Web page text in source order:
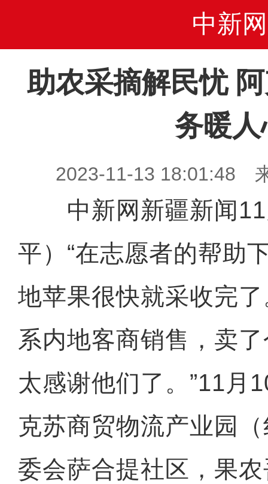
中新网
助农采摘解民忧
务暖人
2023-11-13 18:01:48
中新网新疆新闻11
平）“在志愿者的帮助
地苹果很快就采收完
系内地客商销售，卖
太感谢他们了。”11月
克苏商贸物流产业园
委会萨合提社区，果